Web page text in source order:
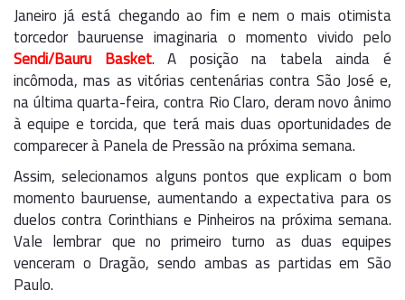
Janeiro já está chegando ao fim e nem o mais otimista
torcedor bauruense imaginaria o momento vivido pelo
Sendi/Bauru Basket. A posição na tabela ainda é
incômoda, mas as vitórias centenárias contra São José e,
na última quarta-feira, contra Rio Claro, deram novo ânimo
à equipe e torcida, que terá mais duas oportunidades de
comparecer à Panela de Pressão na próxima semana.
Assim, selecionamos alguns pontos que explicam o bom
momento bauruense, aumentando a expectativa para os
duelos contra Corinthians e Pinheiros na próxima semana.
Vale lembrar que no primeiro turno as duas equipes
venceram o Dragão, sendo ambas as partidas em São
Paulo.